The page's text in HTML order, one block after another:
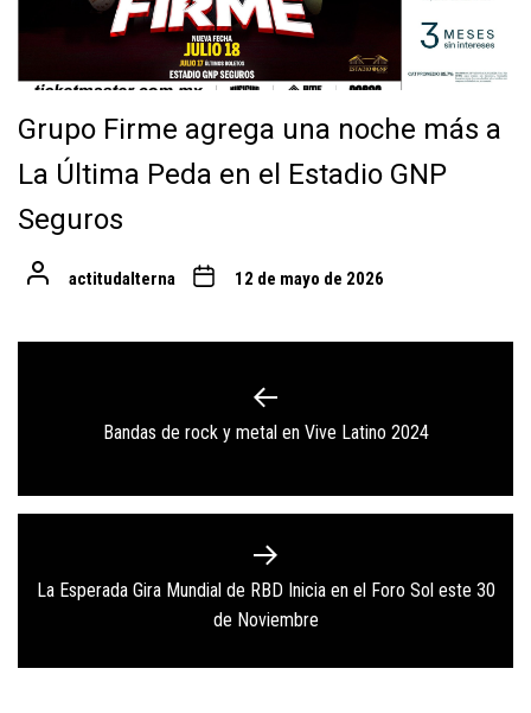
Grupo Firme agrega una noche más a
La Última Peda en el Estadio GNP
Seguros
actitudalterna 12 de mayo de 2026
Previous
Bandas de rock y metal en Vive Latino 2024
Next
post:
La Esperada Gira Mundial de RBD Inicia en el Foro Sol este 30
de Noviembre